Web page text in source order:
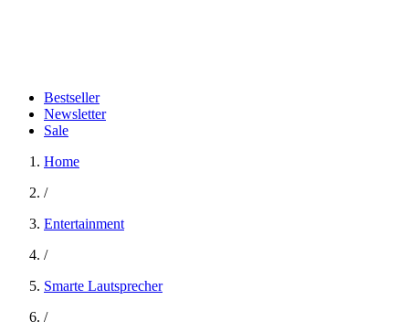
Bestseller
Newsletter
Sale
Home
/
Entertainment
/
Smarte Lautsprecher
/